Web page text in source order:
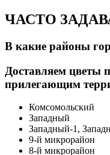
ЧАСТО
В какие районы
Доставляем цветы
прилегающим
Комсомольский
Западный
Западный-1,
9-й микрорайон
8-й микрорайон